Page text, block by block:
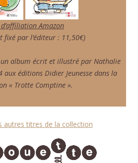
Amazon
fixé par l’éditeur : 11,50€)
album écrit et illustré par Nathalie
éditions Didier Jeunesse dans la
« Trotte Comptine ».
autres titres de la collection